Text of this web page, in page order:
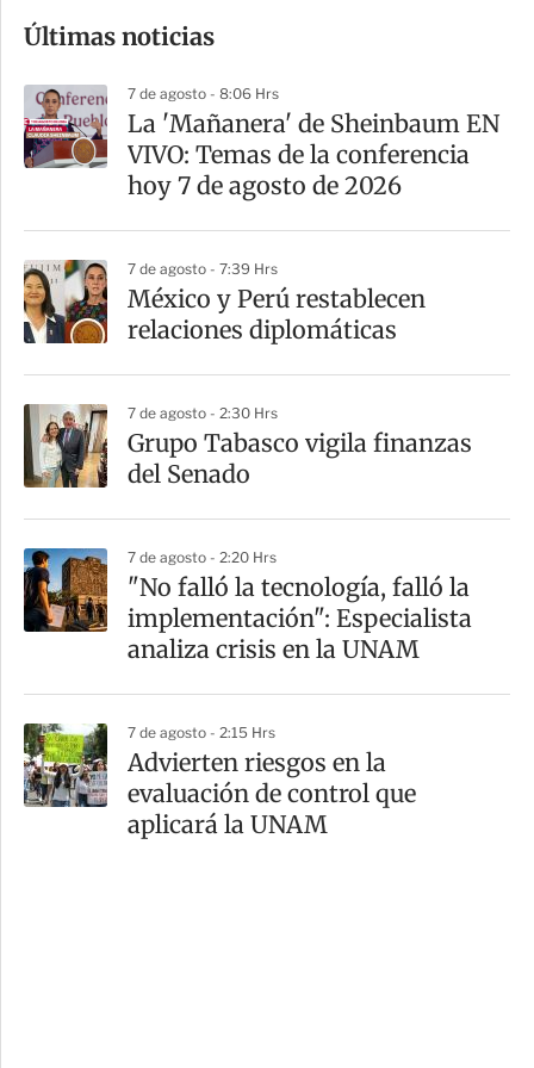
m
a
r
t
Últimas noticias
7 de agosto - 8:06 Hrs
La 'Mañanera' de Sheinbaum EN
VIVO: Temas de la conferencia
hoy 7 de agosto de 2026
7 de agosto - 7:39 Hrs
México y Perú restablecen
relaciones diplomáticas
7 de agosto - 2:30 Hrs
Grupo Tabasco vigila finanzas
del Senado
7 de agosto - 2:20 Hrs
"No falló la tecnología, falló la
implementación": Especialista
analiza crisis en la UNAM
7 de agosto - 2:15 Hrs
Advierten riesgos en la
evaluación de control que
aplicará la UNAM